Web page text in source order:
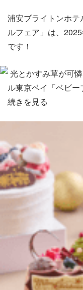
浦安ブライトンホ
ルフェア」は、
です！
光とかすみ草が可
ル東京ベイ「ベビー
続きを見る